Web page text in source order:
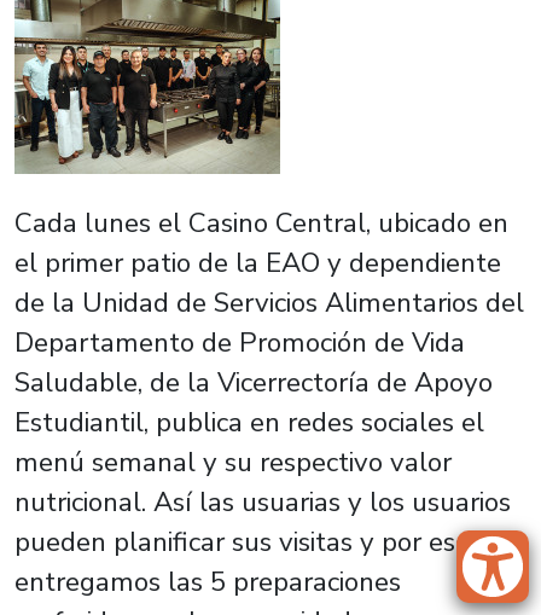
Cada lunes el Casino Central, ubicado en
el primer patio de la EAO y dependiente
de la Unidad de Servicios Alimentarios del
Departamento de Promoción de Vida
Saludable, de la Vicerrectoría de Apoyo
Estudiantil, publica en redes sociales el
menú semanal y su respectivo valor
nutricional. Así las usuarias y los usuarios
pueden planificar sus visitas y por eso hoy
entregamos las 5 preparaciones